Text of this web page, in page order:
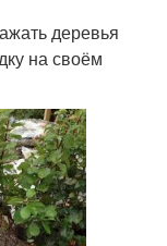
деревья
на своём